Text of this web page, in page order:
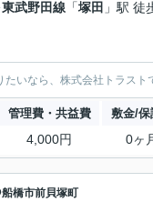
東武野田線 「塚田 」駅 徒
いなら、株式会社トラス
管理費・共益費 敷金/保
4,000円 0ヶ
船橋市前貝塚町